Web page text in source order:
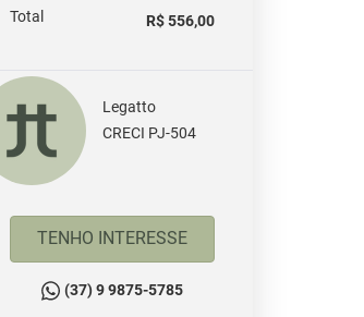
Total
R$ 556,00
Legatto
CRECI PJ-504
TENHO INTERESSE
(37) 9 9875-5785